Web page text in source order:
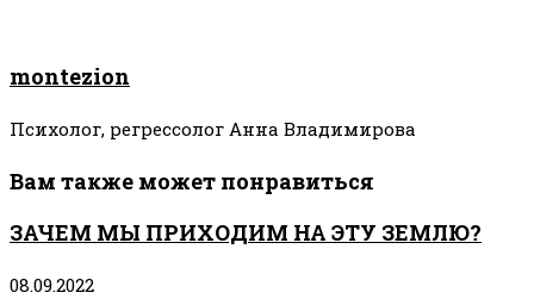
montezion
Психолог, регрессолог Анна Владимирова
Вам также может понравиться
ЗАЧЕМ МЫ ПРИХОДИМ НА ЭТУ ЗЕМЛЮ?
08.09.2022